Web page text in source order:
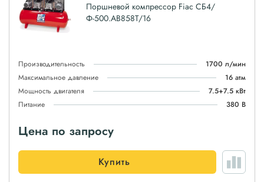
Поршневой компрессор Fiac СБ4/
Ф-500.AB858T/16
Производительность
1700 л/мин
Максимальное давление
16 атм
Мощность двигателя
7.5+7.5 кВт
Питание
380 В
Цена по запросу
Купить